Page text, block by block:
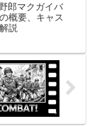
郎マクガイバ
概要、キャス
説